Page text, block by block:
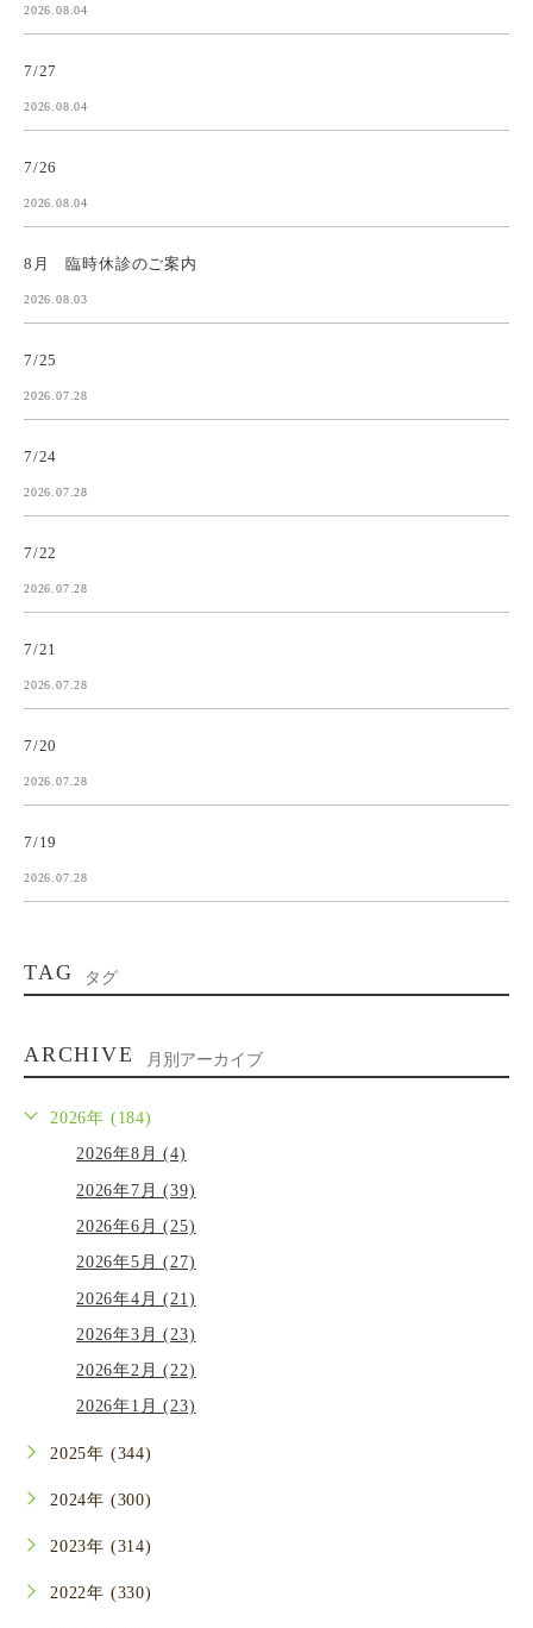
2026.08.04
7/27
2026.08.04
7/26
2026.08.04
8月 臨時休診のご案内
2026.08.03
7/25
2026.07.28
7/24
2026.07.28
7/22
2026.07.28
7/21
2026.07.28
7/20
2026.07.28
7/19
2026.07.28
TAG タグ
ARCHIVE 月別アーカイブ
2026年 (184)
2026年8月 (4)
2026年7月 (39)
2026年6月 (25)
2026年5月 (27)
2026年4月 (21)
2026年3月 (23)
2026年2月 (22)
2026年1月 (23)
2025年 (344)
2024年 (300)
2023年 (314)
2022年 (330)